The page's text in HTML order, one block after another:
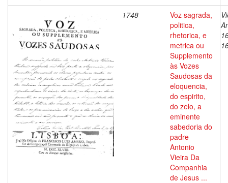
1748
Voz sagrada,
politica,
rhetorica, e
metrica ou
Supplemento
às Vozes
Saudosas da
eloquencia,
do espirito,
do zelo, a
eminente
sabedoria do
padre
Antonio
Vieira Da
Companhia
de Jesus ...